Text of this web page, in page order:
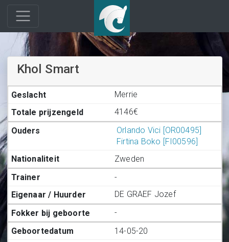
Khol Smart
Merrie
4146€
Orlando Vici [OR00495]
Firtina Boko [FI00596]
Zweden
-
DE GRAEF Jozef
-
14-05-20